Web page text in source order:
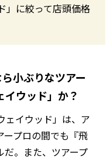
」に絞って店頭価格
小ぶりなツアー
ウッド」か？
ェイウッド」は、ア
プロの間でも『飛
。また、ツアープ